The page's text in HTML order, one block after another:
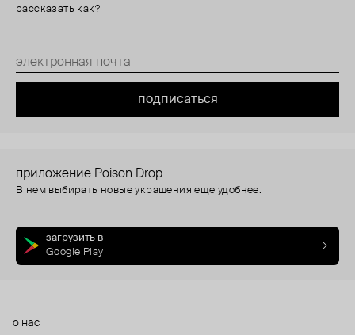
рассказать как?
подписаться
приложение Poison Drop
В нем выбирать новые украшения еще удобнее.
загрузить в
Google Play
о нас